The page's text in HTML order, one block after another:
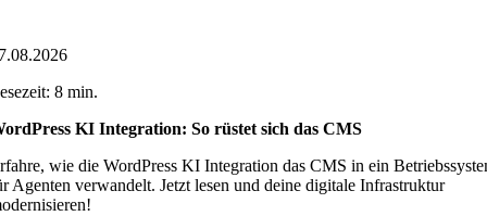
8 min.
KI Integration: So rüstet sich das CMS
wie die WordPress KI Integration das CMS in ein
Agenten verwandelt. Jetzt lesen und deine digitale Infrastruktur